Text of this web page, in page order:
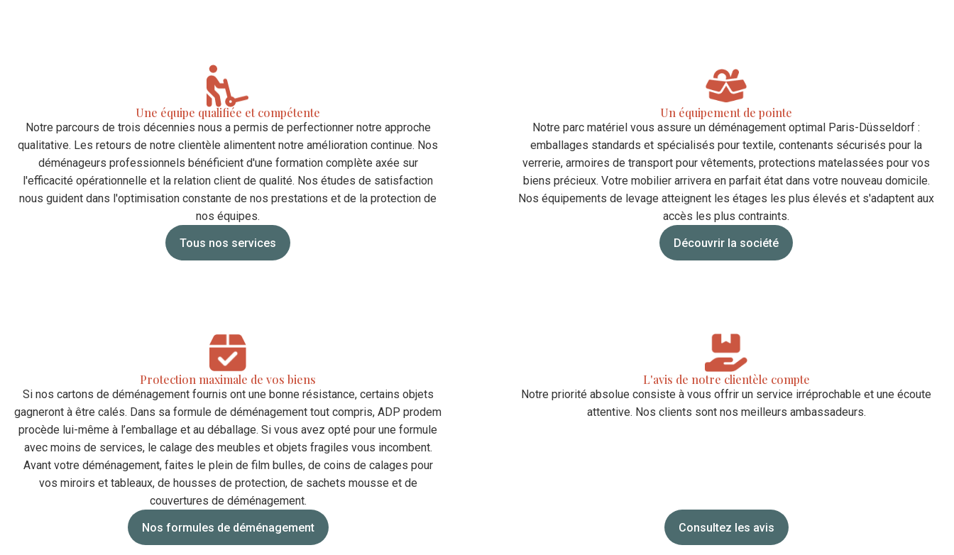
Une équipe qualifiée et compétente
Notre parcours de trois décennies nous a permis de perfectionner notre approche
qualitative. Les retours de notre clientèle alimentent notre amélioration continue. Nos
déménageurs professionnels bénéficient d'une formation complète axée sur
l'efficacité opérationnelle et la relation client de qualité. Nos études de satisfaction
nous guident dans l'optimisation constante de nos prestations et de la protection de
nos équipes.
Tous nos services
Un équipement de pointe
Notre parc matériel vous assure un déménagement optimal Paris-Düsseldorf :
emballages standards et spécialisés pour textile, contenants sécurisés pour la
verrerie, armoires de transport pour vêtements, protections matelassées pour vos
biens précieux. Votre mobilier arrivera en parfait état dans votre nouveau domicile.
Nos équipements de levage atteignent les étages les plus élevés et s'adaptent aux
accès les plus contraints.
Découvrir la société
Protection maximale de vos biens
Si nos cartons de déménagement fournis ont une bonne résistance, certains objets
gagneront à être calés. Dans sa formule de déménagement tout compris, ADP prodem
procède lui-même à l’emballage et au déballage. Si vous avez opté pour une formule
avec moins de services, le calage des meubles et objets fragiles vous incombent.
Avant votre déménagement, faites le plein de film bulles, de coins de calages pour
vos miroirs et tableaux, de housses de protection, de sachets mousse et de
couvertures de déménagement.
Nos formules de déménagement
L'avis de notre clientèle compte
Notre priorité absolue consiste à vous offrir un service irréprochable et une écoute
attentive. Nos clients sont nos meilleurs ambassadeurs.
Consultez les avis